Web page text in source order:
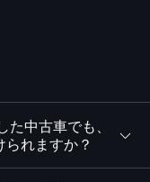
中古車でも、
れますか？